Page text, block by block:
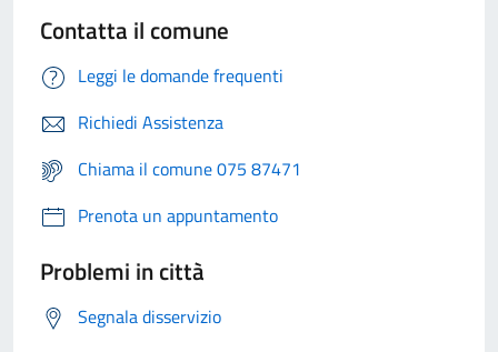
Contatta il comune
Leggi le domande frequenti
Richiedi Assistenza
Chiama il comune 075 87471
Prenota un appuntamento
Problemi in città
Segnala disservizio